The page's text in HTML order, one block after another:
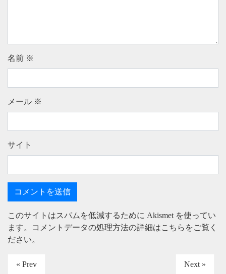
名前 ※
メール ※
サイト
このサイトはスパムを低減するために Akismet を使ってい
ます。
コメントデータの処理方法の詳細はこちらをご覧く
ださい。
« Prev Next »